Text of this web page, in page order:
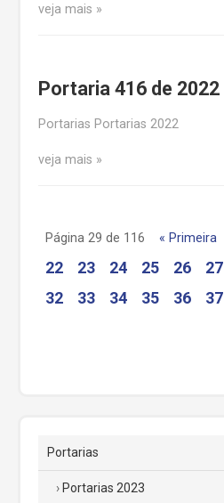
veja mais
Portaria 416 de 2022
Portarias Portarias 2022
veja mais
Página 29 de 116 « Primeira
22
23 24 25 26 27
32
33 34 35 36 37
Portarias
Portarias 2023